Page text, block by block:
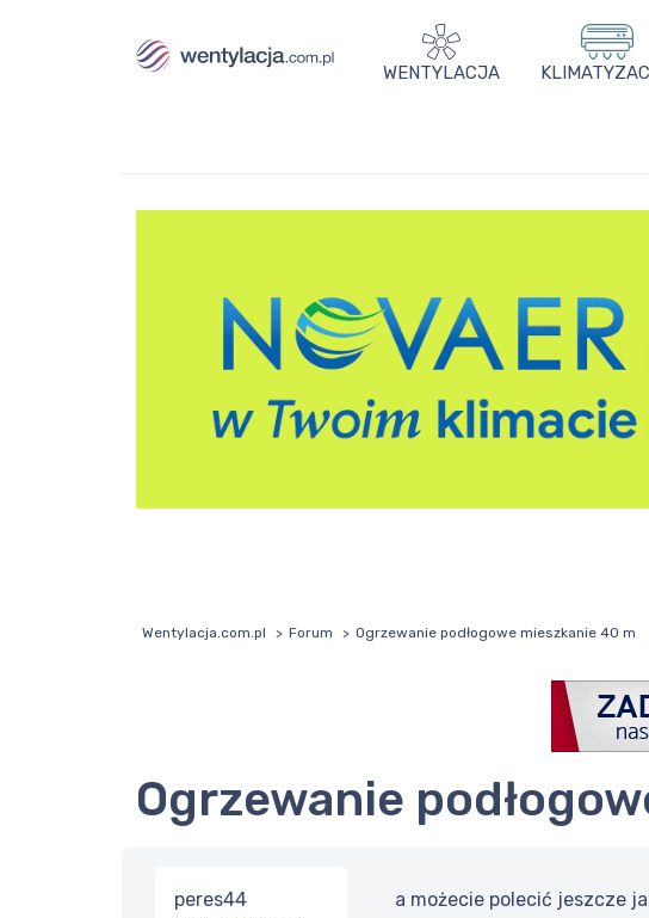
WENTYLACJA
Wentylacja.com.pl Forum Ogrzewanie podłogowe mieszkanie 40 m
Ogrzewanie
peres44 a możecie polecić jeszcze